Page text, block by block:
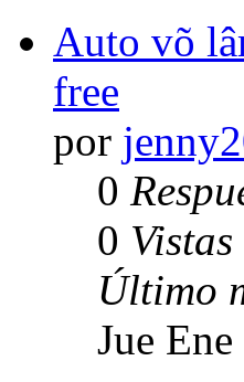
Auto võ
free
por
0
0 Vistas
Último
Jue